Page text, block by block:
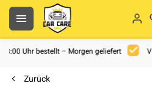
Uhr bestellt – Morgen geliefert
Zurück